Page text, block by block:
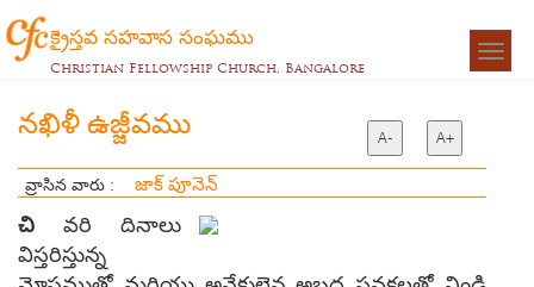
క్రైస్తవ సహవాస సంఘము
Christian Fellowship Church, Bangalore
నఖిళీ ఉజ్జీవము A- A+
వ్రాసిన వారు : జాక్ పూనెన్
చి వరి దినాలు
విస్తరిస్తున్న